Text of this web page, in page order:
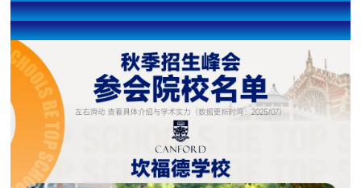
欢迎感兴趣的家长扫码预约出席